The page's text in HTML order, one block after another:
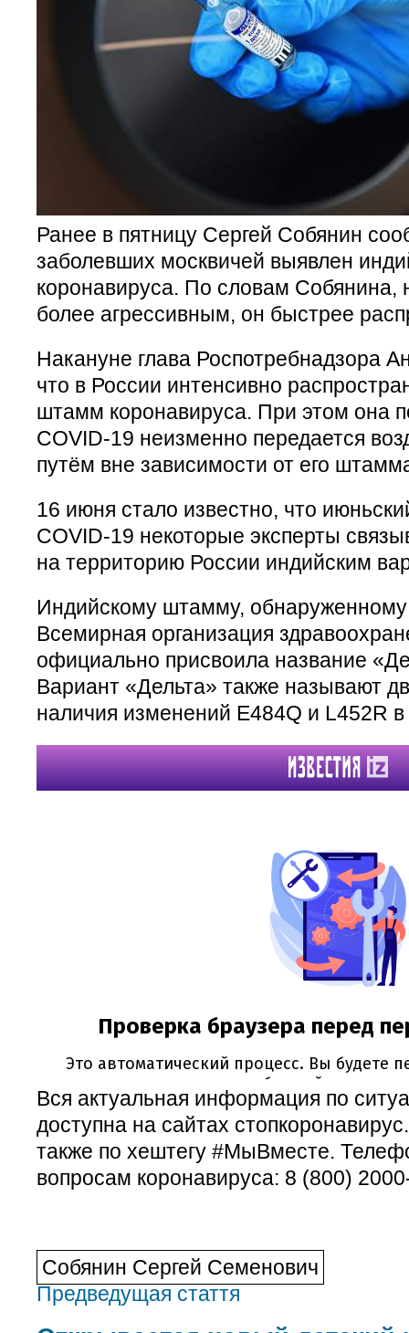
Ранее в пятницу Сергей Собянин
заболевших москвичей выявлен
коронавируса. По словам
более агрессивным, он быстрее
Накануне глава Роспотребнадзора
что в России интенсивно
штамм коронавируса. При этом она
COVID-19 неизменно передается
путём вне зависимости от его
16 июня стало известно, что
COVID-19 некоторые эксперты
на территорию России индийским
Индийскому штамму, обнаруженному
Всемирная организация
официально присвоила название
Вариант «Дельта» также называют
наличия изменений E484Q и L452R в
Вся актуальная информация по
доступна на сайтах
также по хештегу #МыВместе.
вопросам коронавируса: 8 (800)
Собянин Сергей Семенович
Предведущая стаття